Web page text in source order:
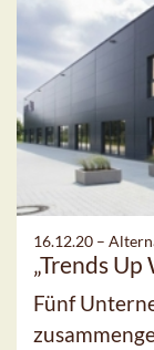
16.12.20 –
„Trends
Fünf